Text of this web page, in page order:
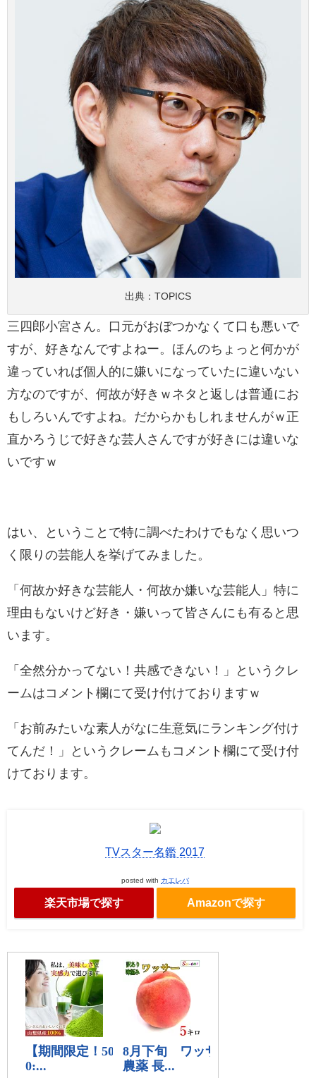
出典：TOPICS
三四郎小宮さん。口元がおぼつかなくて口も悪いで
すが、好きなんですよねー。ほんのちょっと何かが
違っていれば個人的に嫌いになっていたに違いない
方なのですが、何故が好きｗネタと返しは普通にお
もしろいんですよね。だからかもしれませんがｗ正
直かろうじで好きな芸人さんですが好きには違いな
いですｗ
はい、ということで特に調べたわけでもなく思いつ
く限りの芸能人を挙げてみました。
「何故か好きな芸能人・何故か嫌いな芸能人」特に
理由もないけど好き・嫌いって皆さんにも有ると思
います。
「全然分かってない！共感できない！」というクレ
ームはコメント欄にて受け付けておりますｗ
「お前みたいな素人がなに生意気にランキング付け
てんだ！」というクレームもコメント欄にて受け付
けております。
TVスター名鑑 2017
posted with カエレバ
楽天市場で探す Amazonで探す